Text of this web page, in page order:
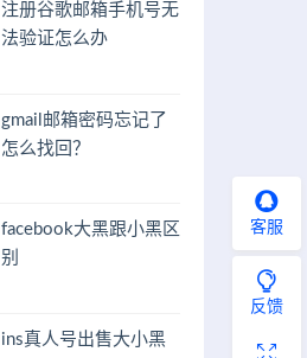
注册谷歌邮箱手机号无
法验证怎么办
gmail邮箱密码忘记了
怎么找回？
facebook大黑跟小黑区
别
ins真人号出售大小黑
客服
反馈